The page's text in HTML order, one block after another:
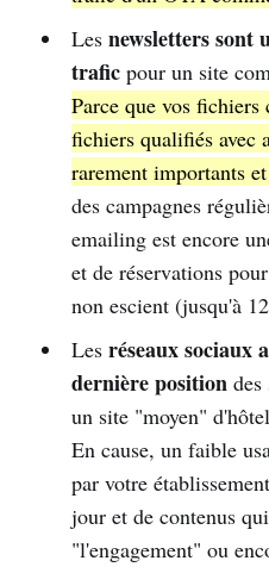
Les newsletters sont
traficpour un site
Parce que vos
fichiers qualifiés avec
rarement importants
des campagnes
emailing est encore
et de réservations
non escient (jusqu'à
Les réseaux sociaux
dernière positiondes
un site "moyen"
En cause, un faible
par votre
jour et de contenus
"l'engagement" ou